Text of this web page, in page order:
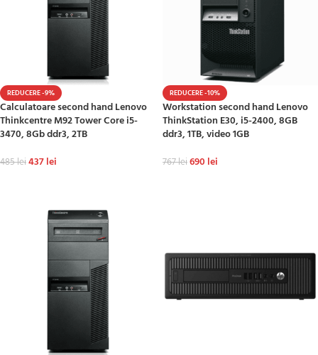
REDUCERE -9%
Calculatoare second hand Lenovo
Thinkcentre M92 Tower Core i5-
3470, 8Gb ddr3, 2TB
485lei437lei
REDUCERE -10%
Workstation second hand Lenovo
ThinkStation E30, i5-2400, 8GB
ddr3, 1TB, video 1GB
767lei690 lei